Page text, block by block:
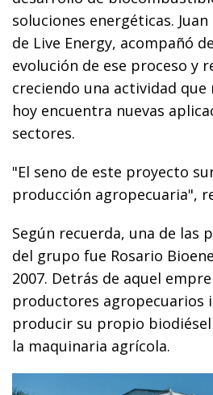
soluciones energéticas.
de Live Energy, acompañó
evolución de ese proceso y
creciendo una actividad que
hoy encuentra nuevas
sectores.
"El seno de este proyecto
producción agropecuaria",
Según recuerda, una de las
del grupo fue Rosario
2007. Detrás de aquel
productores agropecuarios
producir su propio
la maquinaria agrícola.